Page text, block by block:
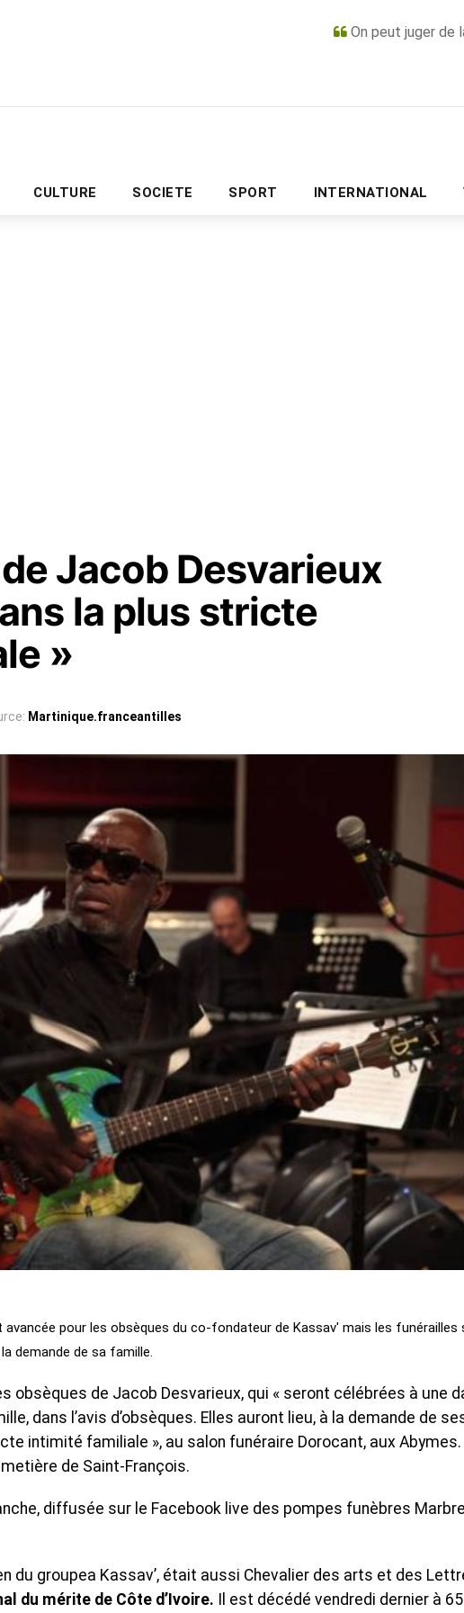
On peut juger de
CULTURE SOCIETE SPORT INTERNATIONAL
PUBLICITÉ
Jacob Desvarieux
la plus stricte
»
Martinique.franceantilles
avancée pour les obsèques du co-fondateur de Kassav' mais les funérailles
demande de sa famille.
obsèques de Jacob Desvarieux, qui « seront célébrées à une
dans l’avis d’obsèques. Elles auront lieu, à la demande de
intimité familiale », au salon funéraire Dorocant, aux Abymes.
de Saint-François.
diffusée sur le Facebook live des pompes funèbres
du groupea Kassav’, était aussi Chevalier des arts et des
du mérite de Côte d’Ivoire.
Il est décédé vendredi dernier à